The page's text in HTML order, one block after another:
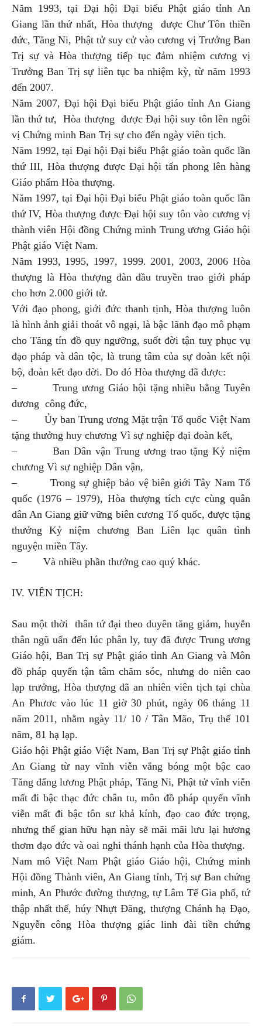
Năm 1993, tại Đại hội Đại biểu Phật giáo tỉnh An
Giang lần thứ nhất, Hòa thượng được Chư Tôn thiền
đức, Tăng Ni, Phật tử suy cử vào cương vị Trưởng Ban
Trị sự và Hòa thượng tiếp tục đảm nhiệm cương vị
Trưởng Ban Trị sự liên tục ba nhiệm kỳ, từ năm 1993
đến 2007.
Năm 2007, Đại hội Đại biểu Phật giáo tỉnh An Giang
lần thứ tư, Hòa thượng được Đại hội suy tôn lên ngôi
vị Chứng minh Ban Trị sự cho đến ngày viên tịch.
Năm 1992, tại Đại hội Đại biểu Phật giáo toàn quốc lần
thứ III, Hòa thượng được Đại hội tấn phong lên hàng
Giáo phẩm Hòa thượng.
Năm 1997, tại Đại hội Đại biểu Phật giáo toàn quốc lần
thứ IV, Hòa thượng được Đại hội suy tôn vào cương vị
thành viên Hội đồng Chứng minh Trung ương Giáo hội
Phật giáo Việt Nam.
Năm 1993, 1995, 1997, 1999. 2001, 2003, 2006 Hòa
thượng là Hòa thượng đàn đầu truyền trao giới pháp
cho hơn 2.000 giới tử.
Với đạo phong, giới đức thanh tịnh, Hòa thượng luôn
là hình ảnh giải thoát vô ngại, là bậc lãnh đạo mô phạm
cho Tăng tín đồ quy ngưỡng, suốt đời tận tuỵ phục vụ
đạo pháp và dân tộc, là trung tâm của sự đoàn kết nội
bộ, đoàn kết đạo đời. Do đó Hòa thượng đã được:
– Trung ương Giáo hội tặng nhiều bằng Tuyên
dương công đức,
– Ủy ban Trung ương Mặt trận Tổ quốc Việt Nam
tặng thưởng huy chương Vì sự nghiệp đại đoàn kết,
– Ban Dân vận Trung ương trao tặng Kỷ niệm
chương Vì sự nghiệp Dân vận,
– Trong sự ghiệp bảo vệ biên giới Tây Nam Tổ
quốc (1976 – 1979), Hòa thượng tích cực cùng quân
dân An Giang giữ vững biên cương Tổ quốc, được tặng
thưởng Kỷ niệm chương Ban Liên lạc quân tình
nguyện miền Tây.
– Và nhiều phần thưởng cao quý khác.
IV. VIÊN TỊCH:
Sau một thời thân tứ đại theo duyên tăng giảm, huyễn
thân ngũ uẩn đến lúc phân ly, tuy đã được Trung ương
Giáo hội, Ban Trị sự Phật giáo tỉnh An Giang và Môn
đồ pháp quyến tận tâm chăm sóc, nhưng do niên cao
lạp trưởng, Hòa thượng đã an nhiên viên tịch tại chùa
An Phươc vào lúc 11 giờ 30 phút, ngày 06 tháng 11
năm 2011, nhằm ngày 11/ 10 / Tân Mão, Trụ thế 101
năm, 81 hạ lạp.
Giáo hội Phật giáo Việt Nam, Ban Trị sự Phật giáo tỉnh
An Giang từ nay vĩnh viễn vắng bóng một bậc cao
Tăng đấng lương Phật pháp, Tăng Ni, Phật tử vĩnh viễn
mất đi bậc thạc đức chân tu, môn đồ pháp quyến vĩnh
viễn mất đi bậc tôn sư khả kính, đạo cao đức trọng,
nhưng thế gian hữu hạn này sẽ mãi mãi lưu lại hương
thơm đạo đức và oai nghi thánh hạnh của Hòa thượng.
Nam mô Việt Nam Phật giáo Giáo hội, Chứng minh
Hội đồng Thành viên, An Giang tỉnh, Trị sự Ban chứng
minh, An Phước đường thượng, tự Lâm Tế Gia phổ, tứ
thập nhất thế, húy Nhựt Đăng, thượng Chánh hạ Đạo,
Nguyễn công Hòa thượng giác linh đài tiền chứng
giám.